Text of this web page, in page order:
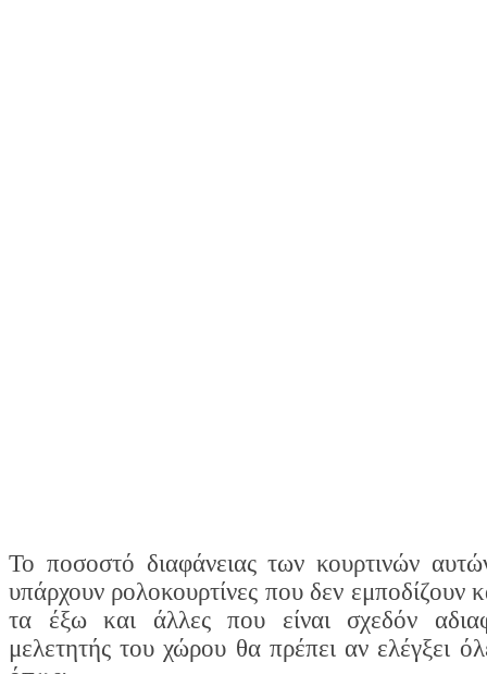
Το ποσοστό διαφάνειας των κουρτινών
υπάρχουν ρολοκουρτίνες που δεν εμποδίζουν
τα έξω και άλλες που είναι σχεδόν
μελετητής του χώρου θα πρέπει αν ελέγξει